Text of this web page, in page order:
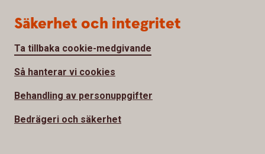
Säkerhet och integritet
Ta tillbaka cookie-medgivande
Så hanterar vi cookies
Behandling av personuppgifter
Bedrägeri och säkerhet